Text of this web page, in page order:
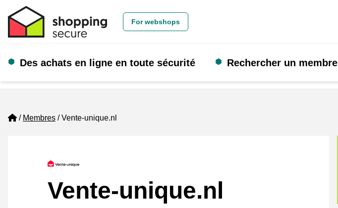
For webshops
Des achats en ligne en toute sécurité Rechercher un membre
Home
Membres Vente-unique.nl
Vente-unique.nl